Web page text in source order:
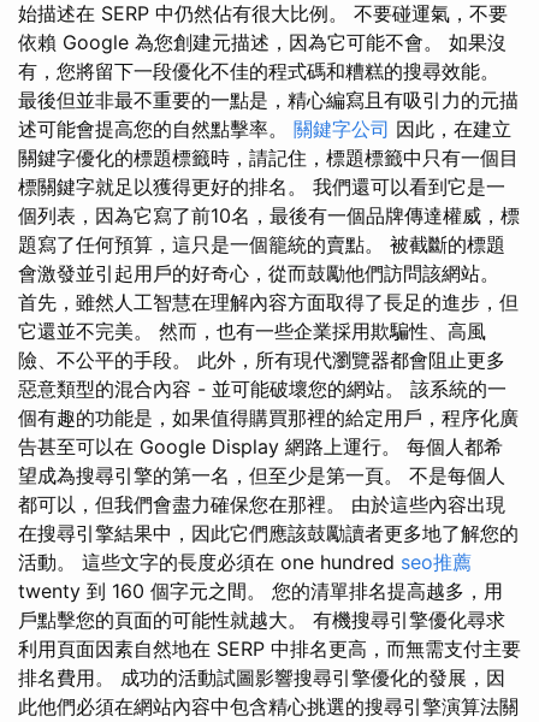
始描述在 SERP 中仍然佔有很大比例。 不要碰運氣，不要
依賴 Google 為您創建元描述，因為它可能不會。 如果沒
有，您將留下一段優化不佳的程式碼和糟糕的搜尋效能。
最後但並非最不重要的一點是，精心編寫且有吸引力的元描
述可能會提高您的自然點擊率。 關鍵字公司 因此，在建立
關鍵字優化的標題標籤時，請記住，標題標籤中只有一個目
標關鍵字就足以獲得更好的排名。 我們還可以看到它是一
個列表，因為它寫了前10名，最後有一個品牌傳達權威，標
題寫了任何預算，這只是一個籠統的賣點。 被截斷的標題
會激發並引起用戶的好奇心，從而鼓勵他們訪問該網站。
首先，雖然人工智慧在理解內容方面取得了長足的進步，但
它還並不完美。 然而，也有一些企業採用欺騙性、高風
險、不公平的手段。 此外，所有現代瀏覽器都會阻止更多
惡意類型的混合內容 - 並可能破壞您的網站。 該系統的一
個有趣的功能是，如果值得購買那裡的給定用戶，程序化廣
告甚至可以在 Google Display 網路上運行。 每個人都希
望成為搜尋引擎的第一名，但至少是第一頁。 不是每個人
都可以，但我們會盡力確保您在那裡。 由於這些內容出現
在搜尋引擎結果中，因此它們應該鼓勵讀者更多地了解您的
活動。 這些文字的長度必須在 one hundred seo推薦
twenty 到 160 個字元之間。 您的清單排名提高越多，用
戶點擊您的頁面的可能性就越大。 有機搜尋引擎優化尋求
利用頁面因素自然地在 SERP 中排名更高，而無需支付主要
排名費用。 成功的活動試圖影響搜尋引擎優化的發展，因
此他們必須在網站內容中包含精心挑選的搜尋引擎演算法關